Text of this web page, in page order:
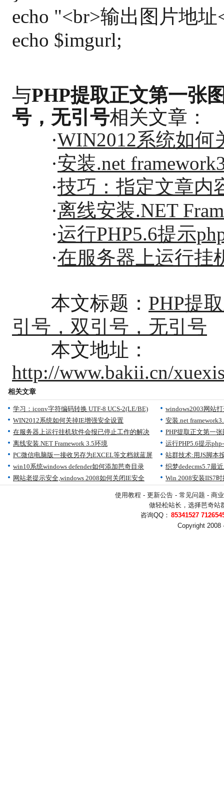
echo "<br>输出图片地址
echo $imgurl;
与PHP提取正文第一张
号，无引号相关文章：
·WIN2012系统如何
·安装.net
·技巧：指定文章内
·离线安装.NET
·运行PHP5.6提示
·在服务器上运行挂
本文标题： PHP提
引号，双引号，无引号
本文地址：
http://www.bakii.cn/
相关文章
学习：iconv字符编码转换 UTF-8 UCS-2(LE/BE)
windows2003网站
WIN2012系统如何关掉IE增强安全设置
安装.net
在服务器上运行挂机软件会报已停止工作的解决
PHP提取正文第一
离线安装.NET Framework 3.5环境
运行PHP5.6提示
PC微信电脑版一接收另存为EXCEL等文档就蓝屏
站群技术:用JS脚本
win10系统windows defender如何添加芭奇目录
织梦dedecms5.7最
网站老提示安全,windows 2008如何关闭IE安全
Win 2008安装IIS7
使用教程 - 更新公告 - 常见问题 - 商
做轻松站长，选择芭奇站
咨询QQ：
Copyright 2008